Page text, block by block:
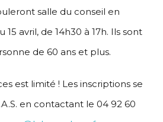
salle du conseil en
15 avril, de 14h30 à 17h. Ils sont
de 60 ans et plus.
est limité ! Les inscriptions se
en contactant le 04 92 60